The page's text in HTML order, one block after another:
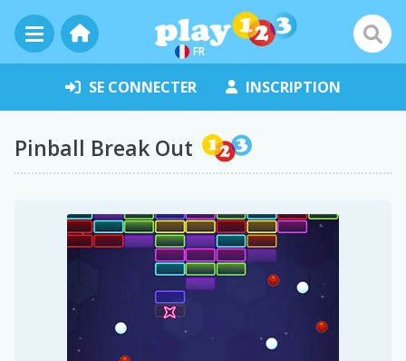
FR
SE CONNECTER INSCRIPTION
Pinball Break Out